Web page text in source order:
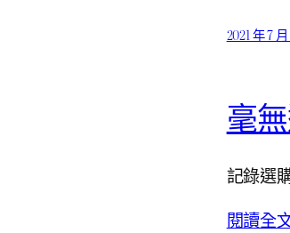
2021 年 7
毫
記錄選
閱讀全